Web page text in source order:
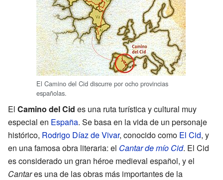
El Camino del Cid discurre por ocho provincias
españolas.
El Camino del Cid es una ruta turística y cultural muy
especial en España. Se basa en la vida de un personaje
histórico, Rodrigo Díaz de Vivar, conocido como El Cid, y
en una famosa obra literaria: el Cantar de mío Cid. El Cid
es considerado un gran héroe medieval español, y el
Cantares una de las obras más importantes de la